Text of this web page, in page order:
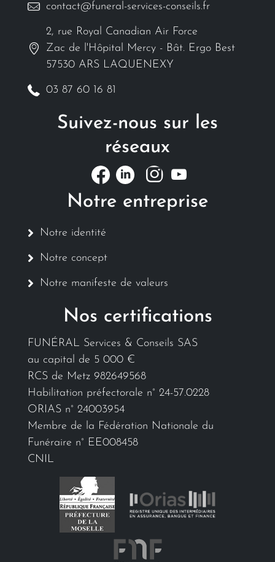
contact@funeral-services-conseils.fr
2, rue Royal Canadian Air Force
Zac de l'Hôpital Mercy - Bât. Ergo Best
57530 ARS LAQUENEXY
03 87 60 16 81
Suivez-nous sur les
réseaux
Notre entreprise
Notre identité
Notre concept
Notre manifeste de valeurs
Nos certifications
FUNÉRAL Services & Conseils SAS
au capital de 5 000 €
RCS de Metz 982649568
Habilitation préfectorale n° 24-57.0228
ORIAS n° 24003954
Membre de la Fédération Nationale du
Funéraire n° EE008458
CNIL